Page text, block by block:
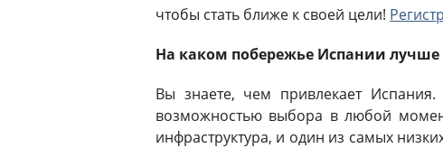
чтобы стать ближе к своей цели!
На каком побережье Испании
Вы знаете, чем привлекает
возможностью выбора в любой
инфраструктура, и один из самых